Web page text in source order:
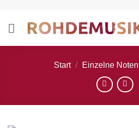
springen
Start / Einzelne Noten